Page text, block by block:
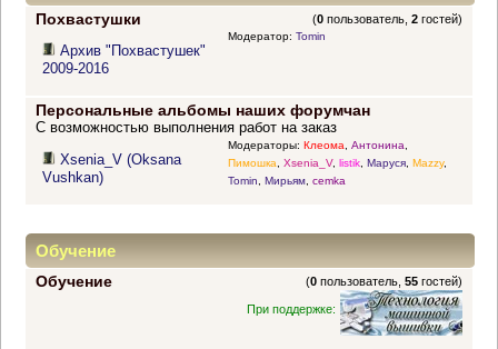
Похвастушки (0 пользователь,2 гостей)
Архив "Похвастушек"
2009-2016
Модератор: Tomin
Персональные альбомы наших форумчан
С возможностью выполнения работ на заказ
Xsenia_V (Oksana
Vushkan)
Модераторы: Клеома, Антонина,
Пимошка, Xsenia_V, listik, Маруся, Mazzy,
Tomin, Мирьям, cemka
Обучение
Обучение (0 пользователь,55 гостей)
При поддержке: